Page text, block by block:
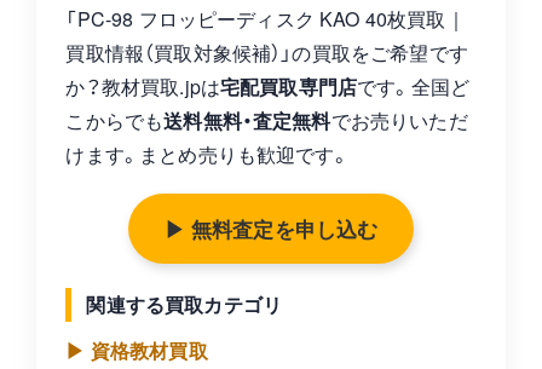
「PC-98 フロッピーディスク KAO 40枚買取｜
買取情報（買取対象候補）」の買取をご希望です
か？教材買取.jpは宅配買取専門店です。全国ど
こからでも送料無料・査定無料でお売りいただ
けます。まとめ売りも歓迎です。
▶ 無料査定を申し込む
関連する買取カテゴリ
▶ 資格教材買取